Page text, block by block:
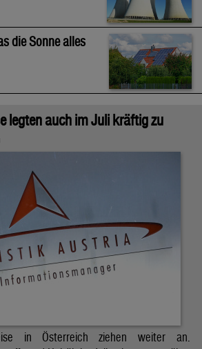
die Sonne alles
legten auch im Juli kräftig zu
in Österreich ziehen weiter an.